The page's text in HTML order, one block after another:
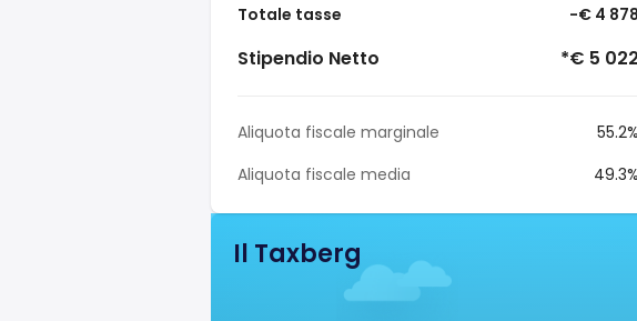
Totale tasse -€ 4 878
Stipendio Netto *€ 5 022
Aliquota fiscale marginale
55.2%
Aliquota fiscale media
49.3%
Il Taxberg